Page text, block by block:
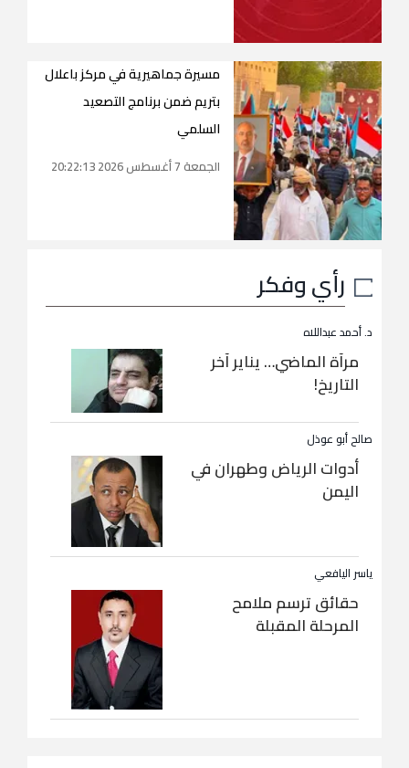
مسيرة جماهيرية في مركز باعلال
بتريم ضمن برنامج التصعيد
السلمي
الجمعة 7 أغسطس 2026 20:22:13
رأي وفكر
د. أحمد عبداللاه
مرآة الماضي… يناير آخر
التاريخ!
صالح أبو عوذل
أدوات الرياض وطهران في
اليمن
ياسر اليافعي
حقائق ترسم ملامح
المرحلة المقبلة